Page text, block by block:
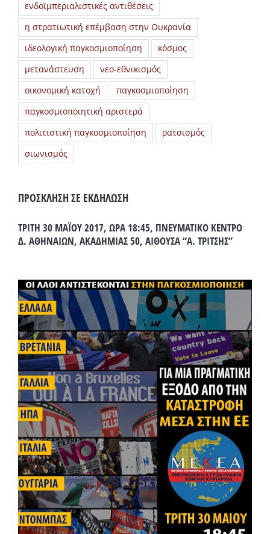
ενδοϊμπεριαλιστικές αντιθέσεις
η στρατιωτική επέμβαση στην Ουκρανία
ιδεολογική παγκοσμιοποίηση
κόσμος
μετανάστευση
νεο-εθνικισμός
οικονομική κατοχή
παγκοσμιοποίηση
παγκοσμιοποιητική αριστερά
πολιτιστική παγκοσμιοποίηση
ρατσισμός
σιωνισμός
ΠΡΟΣΚΛΗΣΗ ΣΕ ΕΚΔΗΛΩΣΗ
ΤΡΙΤΗ 30 ΜΑΪΟΥ 2017, ΩΡΑ 18:45, ΠΝΕΥΜΑΤΙΚΟ ΚΕΝΤΡΟ
Δ. ΑΘΗΝΑΙΩΝ, ΑΚΑΔΗΜΙΑΣ 50, ΑΙΘΟΥΣΑ “Α. ΤΡΙΤΣΗΣ”